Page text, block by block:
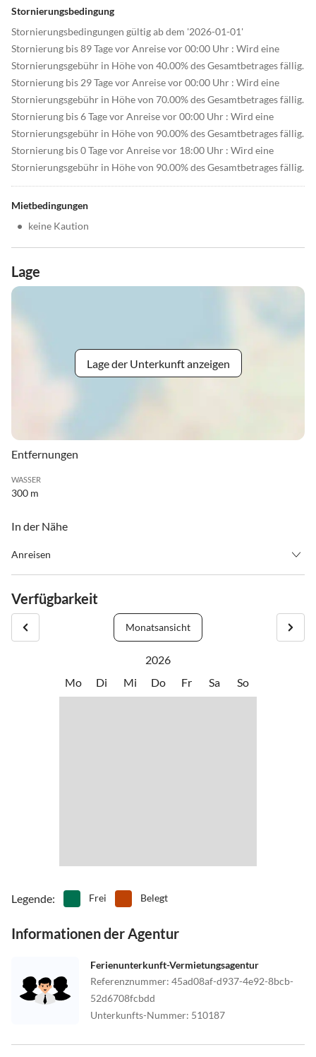
Stornierungsbedingung
Stornierungsbedingungen gültig ab dem '2026-01-01'
Stornierung bis 89 Tage vor Anreise vor 00:00 Uhr : Wird eine
Stornierungsgebühr in Höhe von 40.00% des Gesamtbetrages fällig.
Stornierung bis 29 Tage vor Anreise vor 00:00 Uhr : Wird eine
Stornierungsgebühr in Höhe von 70.00% des Gesamtbetrages fällig.
Stornierung bis 6 Tage vor Anreise vor 00:00 Uhr : Wird eine
Stornierungsgebühr in Höhe von 90.00% des Gesamtbetrages fällig.
Stornierung bis 0 Tage vor Anreise vor 18:00 Uhr : Wird eine
Stornierungsgebühr in Höhe von 90.00% des Gesamtbetrages fällig.
Mietbedingungen
• keine Kaution
Lage
Lage der Unterkunft anzeigen
Entfernungen
WASSER
300 m
In der Nähe
Anreisen
Lofer-Weiter auf Lofer B311-im Kreisverkehr dritte Ausfahrt
nehmen, weiter auf B311-im Kreisverkehr dritte Ausfahrt nehmen
350 m B164
Verfügbarkeit
Monatsansicht
2026
Mo
Di Mi Do Fr Sa So
Legende: Frei Belegt
Informationen der Agentur
Ferienunterkunft-Vermietungsagentur
Referenznummer: 45ad08af-d937-4e92-8bcb-
52d6708fcbdd
Unterkunfts-Nummer: 510187